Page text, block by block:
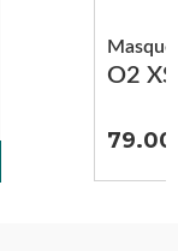
O2
79.00